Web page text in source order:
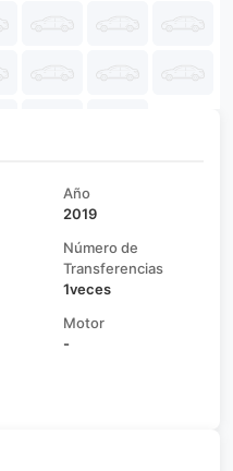
Año
2019
Número de
Transferencias
1veces
Motor
-